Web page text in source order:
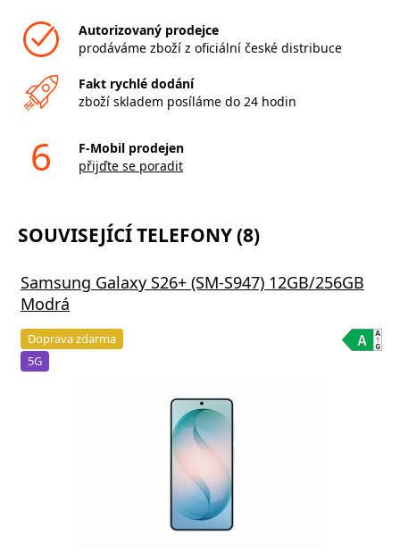
Autorizovaný prodejce
prodáváme zboží z oficiální české distribuce
Fakt rychlé dodání
zboží skladem posíláme do 24 hodin
6
F-Mobil prodejen
přijďte se poradit
SOUVISEJÍCÍ TELEFONY (8)
Samsung Galaxy S26+ (SM-S947) 12GB/256GB
Modrá
Doprava zdarma
5G